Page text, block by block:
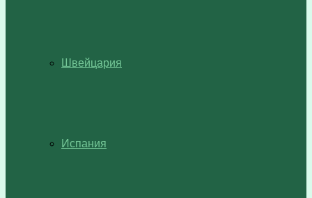
Швейцария
Испания